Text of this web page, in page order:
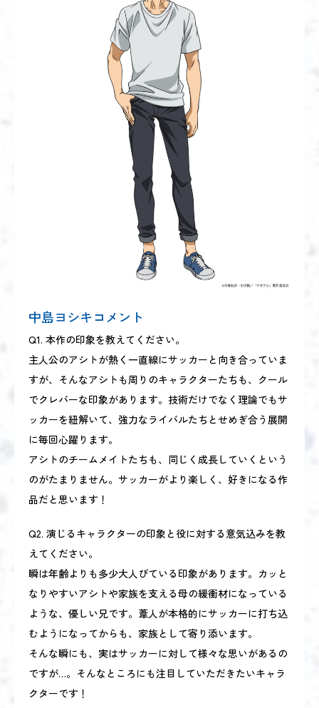
中島ヨシキコメント
Q1. 本作の印象を教えてください。
主人公のアシトが熱く一直線にサッカーと向き合っていま
すが、そんなアシトも周りのキャラクターたちも、クール
でクレバーな印象があります。技術だけでなく理論でもサ
ッカーを紐解いて、強力なライバルたちとせめぎ合う展開
に毎回心躍ります。
アシトのチームメイトたちも、同じく成長していくという
のがたまりません。サッカーがより楽しく、好きになる作
品だと思います！
Q2. 演じるキャラクターの印象と役に対する意気込みを教
えてください。
瞬は年齢よりも多少大人びている印象があります。カッと
なりやすいアシトや家族を支える母の緩衝材になっている
ような、優しい兄です。葦人が本格的にサッカーに打ち込
むようになってからも、家族として寄り添います。
そんな瞬にも、実はサッカーに対して様々な思いがあるの
ですが…。そんなところにも注目していただきたいキャラ
クターです！